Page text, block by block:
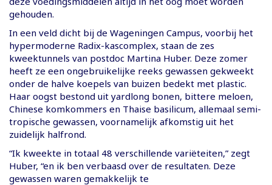
gehouden.
In een veld dicht bij de Wageningen Campus, voorbij het
hypermoderne Radix-kascomplex, staan ​​de zes
kweektunnels van postdoc Martina Huber. Deze zomer
heeft ze een ongebruikelijke reeks gewassen gekweekt
onder de halve koepels van buizen bedekt met plastic.
Haar oogst bestond uit yardlong bonen, bittere meloen,
Chinese komkommers en Thaise basilicum, allemaal semi-
tropische gewassen, voornamelijk afkomstig uit het
zuidelijk halfrond.
“Ik kweekte in totaal 48 verschillende variëteiten,” zegt
Huber, “en ik ben verbaasd over de resultaten. Deze
gewassen waren gemakkelijk te